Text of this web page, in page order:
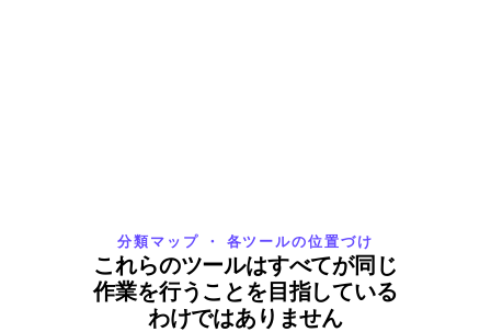
分類マップ ・ 各ツールの位置づけ
これらのツールはすべてが同じ
作業を行うことを目指している
わけではありません